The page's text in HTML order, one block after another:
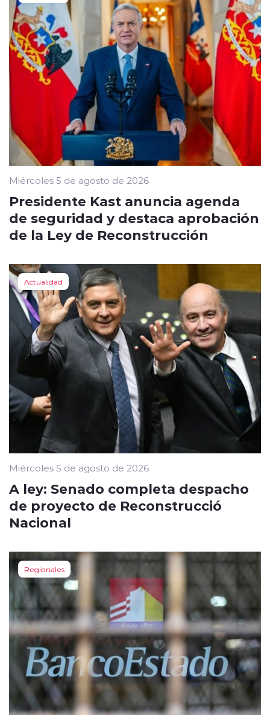
Miércoles 5 de agosto de 2026
Presidente Kast anuncia agenda
de seguridad y destaca aprobación
de la Ley de Reconstrucción
Actualidad
Miércoles 5 de agosto de 2026
A ley: Senado completa despacho
de proyecto de Reconstrucció
Nacional
Regionales